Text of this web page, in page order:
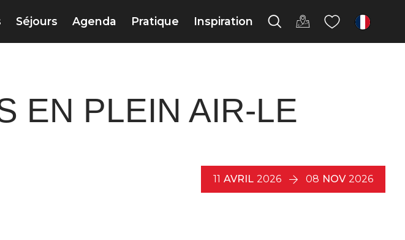
Séjours Agenda Pratique Inspiration fr
EN PLEIN AIR-LE
11 AVRIL 2026 08 NOV 2026